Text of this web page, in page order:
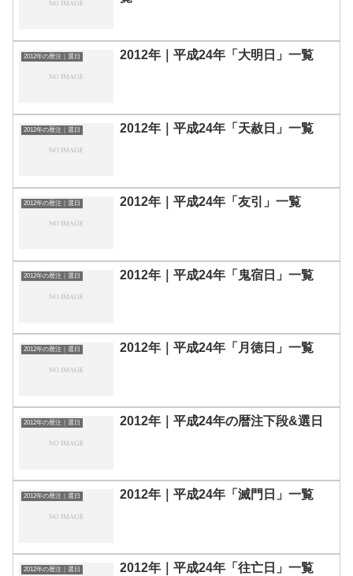
2012年の暦注｜選日 2012年｜平成24年「大明日」一覧
2012年の暦注｜選日 2012年｜平成24年「天赦日」一覧
2012年の暦注｜選日 2012年｜平成24年「友引」一覧
2012年の暦注｜選日 2012年｜平成24年「鬼宿日」一覧
2012年の暦注｜選日 2012年｜平成24年「月徳日」一覧
2012年の暦注｜選日 2012年｜平成24年の暦注下段&選日
2012年の暦注｜選日 2012年｜平成24年「滅門日」一覧
2012年の暦注｜選日 2012年｜平成24年「往亡日」一覧